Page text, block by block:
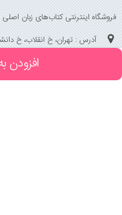
افزودن
فروشگاه اینترنتی کتاب‌های زبان اصلی
آدرس : تهران، خ انقلاب، خ
تماس حاصل فرمایید)